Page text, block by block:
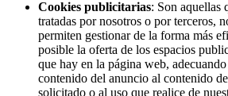
Cookies publicitarias: Son aquellas
tratadas por nosotros o por terceros,
permiten gestionar de la forma más
posible la oferta de los espacios
que hay en la página web,
contenido del anuncio al contenido
solicitado o al uso que realice de